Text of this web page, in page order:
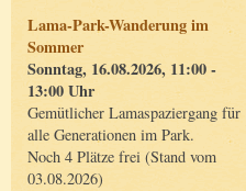
Lama-Park-Wanderung im
Sommer
Sonntag, 16.08.2026, 11:00 -
13:00 Uhr
Gemütlicher Lamaspaziergang für
alle Generationen im Park.
Noch 4 Plätze frei (Stand vom
03.08.2026)